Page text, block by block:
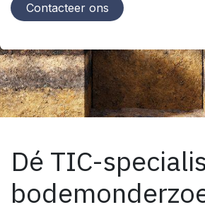
Contacteer ons
Dé TIC-